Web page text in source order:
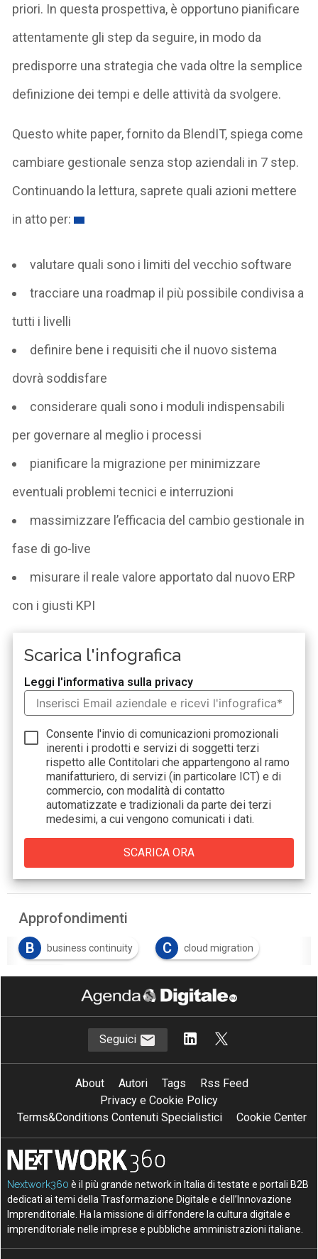
priori. In questa prospettiva, è opportuno pianificare
attentamente gli step da seguire, in modo da
predisporre una strategia che vada oltre la semplice
definizione dei tempi e delle attività da svolgere.
Questo white paper, fornito da BlendIT, spiega come
cambiare gestionale senza stop aziendali in 7 step.
Continuando la lettura, saprete quali azioni mettere
in atto per:
valutare quali sono i limiti del vecchio software
tracciare una roadmap il più possibile condivisa a
tutti i livelli
definire bene i requisiti che il nuovo sistema
dovrà soddisfare
considerare quali sono i moduli indispensabili
per governare al meglio i processi
pianificare la migrazione per minimizzare
eventuali problemi tecnici e interruzioni
massimizzare l’efficacia del cambio gestionale in
fase di go-live
misurare il reale valore apportato dal nuovo ERP
con i giusti KPI
Scarica l'infografica
Leggi l'informativa sulla privacy
Consente l'invio di comunicazioni promozionali
inerenti i prodotti e servizi di soggetti terzi
rispetto alle Contitolari che appartengono al ramo
manifatturiero, di servizi (in particolare ICT) e di
commercio, con modalità di contatto
automatizzate e tradizionali da parte dei terzi
medesimi, a cui vengono comunicati i dati.
Approfondimenti
B
business continuity C cloud migration
E ERP
Seguici
About Autori Tags
Rss Feed
Privacy e Cookie Policy
Terms&Conditions Contenuti Specialistici
Cookie Center
Nextwork360 è il più grande network in Italia di testate e portali B2B
dedicati ai temi della Trasformazione Digitale e dell’Innovazione
Imprenditoriale. Ha la missione di diffondere la cultura digitale e
imprenditoriale nelle imprese e pubbliche amministrazioni italiane.